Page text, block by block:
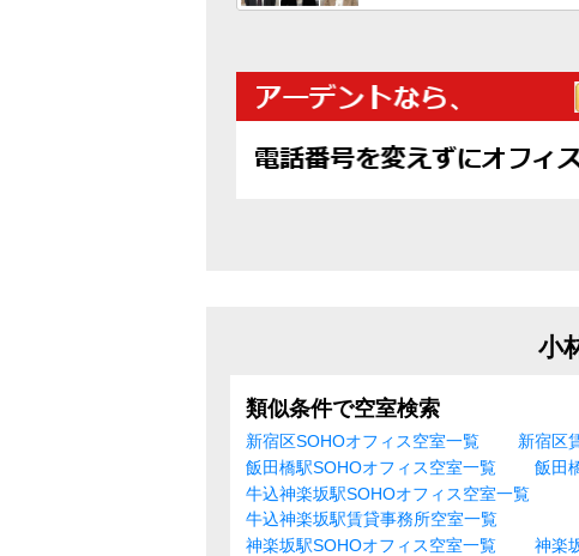
小
類似条件で空室検索
新宿区SOHOオフィス空室一覧
新宿区
飯田橋駅SOHOオフィス空室一覧
飯田
牛込神楽坂駅SOHOオフィス空室一覧
牛込神楽坂駅賃貸事務所空室一覧
神楽坂駅SOHOオフィス空室一覧
神楽